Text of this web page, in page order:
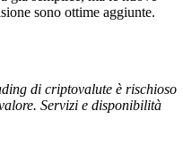
sono ottime aggiunte.
di criptovalute è rischioso
Servizi e disponibilità